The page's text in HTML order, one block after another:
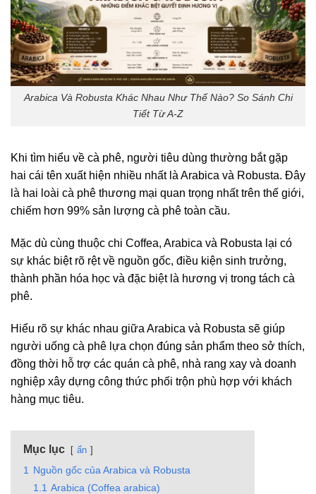
Arabica Và Robusta Khác Nhau Như Thế Nào? So Sánh Chi
Tiết Từ A-Z
Khi tìm hiểu về cà phê, người tiêu dùng thường bắt gặp
hai cái tên xuất hiện nhiều nhất là Arabica và Robusta. Đây
là hai loài cà phê thương mại quan trọng nhất trên thế giới,
chiếm hơn 99% sản lượng cà phê toàn cầu.
Mặc dù cùng thuộc chi Coffea, Arabica và Robusta lại có
sự khác biệt rõ rệt về nguồn gốc, điều kiện sinh trưởng,
thành phần hóa học và đặc biệt là hương vị trong tách cà
phê.
Hiểu rõ sự khác nhau giữa Arabica và Robusta sẽ giúp
người uống cà phê lựa chọn đúng sản phẩm theo sở thích,
đồng thời hỗ trợ các quán cà phê, nhà rang xay và doanh
nghiệp xây dựng công thức phối trộn phù hợp với khách
hàng mục tiêu.
Mục lục ẩn
1
Nguồn gốc của Arabica và Robusta
1.1 Arabica (Coffea arabica)